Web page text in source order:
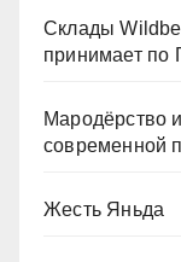
Склады
принимает по
Мародёрство
современной
Жесть Яньда